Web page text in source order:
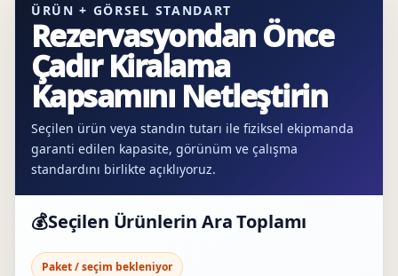
ÜRÜN + GÖRSEL STANDART
Rezervasyondan Önce
Çadır Kiralama
Kapsamını Netleştirin
Seçilen ürün veya standın tutarı ile fiziksel ekipmanda
garanti edilen kapasite, görünüm ve çalışma
standardını birlikte açıklıyoruz.
💰Seçilen Ürünlerin Ara Toplamı
Paket / seçim bekleniyor